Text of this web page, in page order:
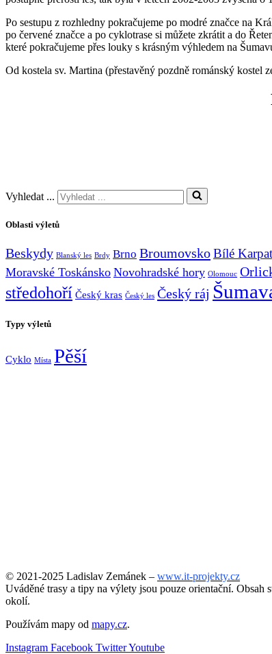
Po sestupu z rozhledny pokračujeme po modré značce na
po červené značce a po cyklotrase si můžete zkrátit a do
které pokračujeme přes louky s krásným výhledem na
Od kostela sv. Martina (přestavěný pozdně románský kostel
Vyhledat ...
Oblasti výletů
Beskydy Blanský les Brdy Brno BroumovskoBílé
Moravské Toskánsko Novohradské hory Olomouc
středohoří Český kras Český les Český ráj
Typy výletů
Cyklo Místa Pěší
© 2021-2025 Ladislav Zemánek – www.it-projekty.cz
Uváděné trasy a tipy na výlety jsou pouze orientační. Obsah
okolí.
Používám mapy od mapy.cz.
Instagram Facebook TwitterYoutube